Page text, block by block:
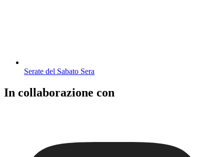
Serate del Sabato Sera
In collaborazione con